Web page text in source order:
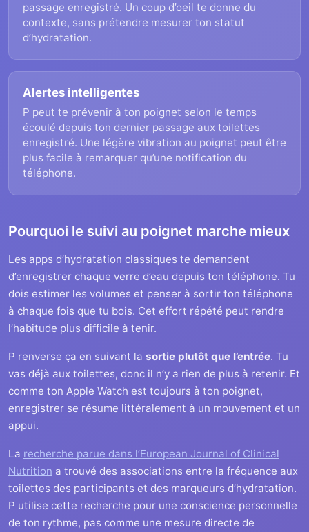
passage enregistré. Un coup d’oeil te donne du
contexte, sans prétendre mesurer ton statut
d’hydratation.
Alertes intelligentes
P peut te prévenir à ton poignet selon le temps
écoulé depuis ton dernier passage aux toilettes
enregistré. Une légère vibration au poignet peut être
plus facile à remarquer qu’une notification du
téléphone.
Pourquoi le suivi au poignet marche mieux
Les apps d’hydratation classiques te demandent
d’enregistrer chaque verre d’eau depuis ton téléphone. Tu
dois estimer les volumes et penser à sortir ton téléphone
à chaque fois que tu bois. Cet effort répété peut rendre
l’habitude plus difficile à tenir.
P renverse ça en suivant la sortie plutôt que l’entrée. Tu
vas déjà aux toilettes, donc il n’y a rien de plus à retenir. Et
comme ton Apple Watch est toujours à ton poignet,
enregistrer se résume littéralement à un mouvement et un
appui.
La recherche parue dans l’European Journal of Clinical
Nutrition a trouvé des associations entre la fréquence aux
toilettes des participants et des marqueurs d’hydratation.
P utilise cette recherche pour une conscience personnelle
de ton rythme, pas comme une mesure directe de